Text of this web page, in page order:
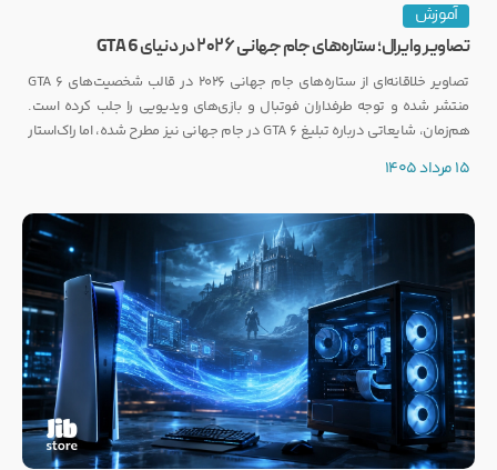
آموزش
تصاویر وایرال؛ ستاره‌های جام جهانی ۲۰۲۶ در دنیای GTA 6
تصاویر خلاقانه‌ای از ستاره‌های جام جهانی ۲۰۲۶ در قالب شخصیت‌های GTA 6
منتشر شده و توجه طرفداران فوتبال و بازی‌های ویدیویی را جلب کرده است.
هم‌زمان، شایعاتی درباره تبلیغ GTA 6 در جام جهانی نیز مطرح شده، اما راک‌استار
15 مرداد 1405